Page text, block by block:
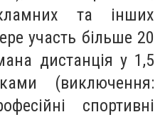
та інших
участь більше 20
дистанція у 1,5
(виключення:
спортивні